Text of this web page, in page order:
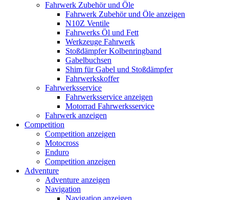
Fahrwerk Zubehör und Öle
Fahrwerk Zubehör und Öle anzeigen
N10Z Ventile
Fahrwerks Öl und Fett
Werkzeuge Fahrwerk
Stoßdämpfer Kolbenringband
Gabelbuchsen
Shim für Gabel und Stoßdämpfer
Fahrwerkskoffer
Fahrwerksservice
Fahrwerksservice anzeigen
Motorrad Fahrwerksservice
Fahrwerk anzeigen
Competition
Competition anzeigen
Motocross
Enduro
Competition anzeigen
Adventure
Adventure anzeigen
Navigation
Navigation anzeigen